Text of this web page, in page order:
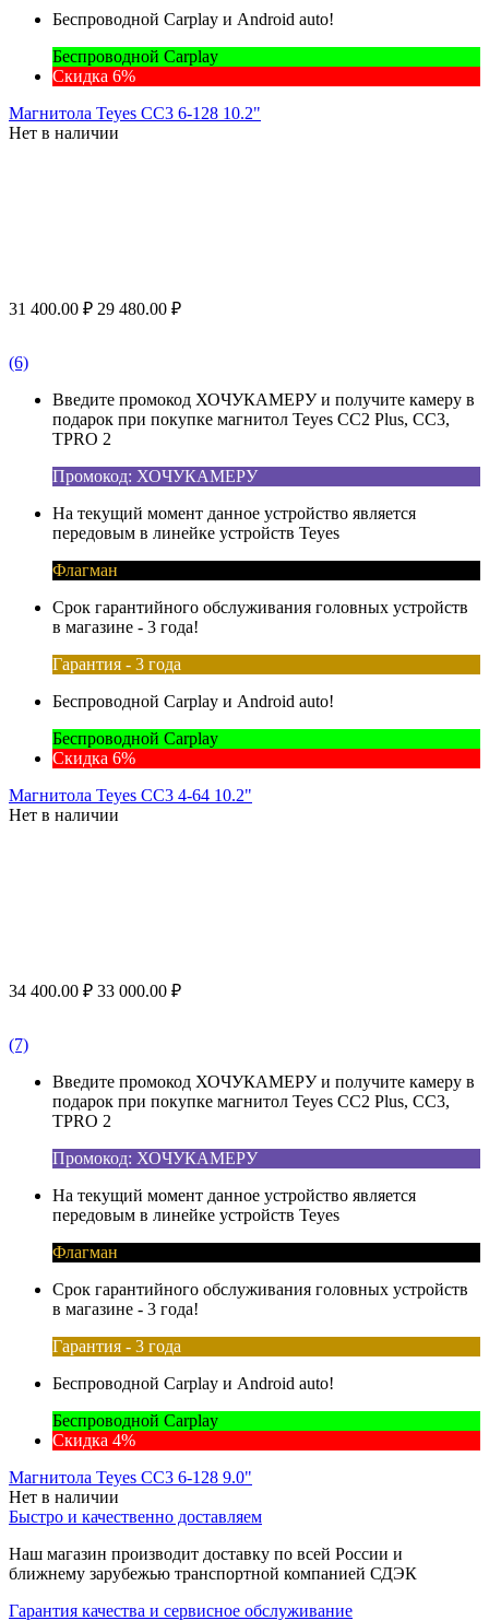
Беспроводной Carplay и Android auto!
Беспроводной Carplay
Скидка 6%
Магнитола Teyes CC3 6-128 10.2"
Нет в наличии
31 400.00 ₽ 29 480.00 ₽
(6)
Введите промокод ХОЧУКАМЕРУ и получите камеру в
подарок при покупке магнитол Teyes CC2 Plus, CC3,
TPRO 2
Промокод: ХОЧУКАМЕРУ
На текущий момент данное устройство является
передовым в линейке устройств Teyes
Флагман
Срок гарантийного обслуживания головных устройств
в магазине - 3 года!
Гарантия - 3 года
Беспроводной Carplay и Android auto!
Беспроводной Carplay
Скидка 6%
Магнитола Teyes CC3 4-64 10.2"
Нет в наличии
34 400.00 ₽ 33 000.00 ₽
(7)
Введите промокод ХОЧУКАМЕРУ и получите камеру в
подарок при покупке магнитол Teyes CC2 Plus, CC3,
TPRO 2
Промокод: ХОЧУКАМЕРУ
На текущий момент данное устройство является
передовым в линейке устройств Teyes
Флагман
Срок гарантийного обслуживания головных устройств
в магазине - 3 года!
Гарантия - 3 года
Беспроводной Carplay и Android auto!
Беспроводной Carplay
Скидка 4%
Магнитола Teyes CC3 6-128 9.0"
Нет в наличии
Быстро и качественно доставляем
Наш магазин производит доставку по всей России и
ближнему зарубежью транспортной компанией СДЭК
Гарантия качества и сервисное обслуживание